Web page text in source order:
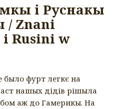
і Руснакы
/ Znani
Rusini w
было фурт легкє на
нашых дідів рішыла
аж до Гамерикы. На